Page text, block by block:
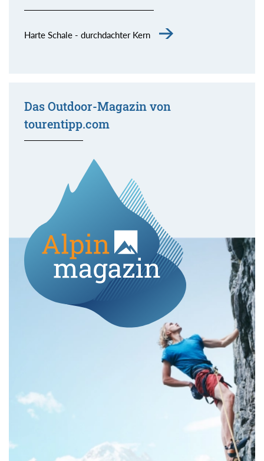
Harte Schale - durchdachter Kern
Das Outdoor-Magazin von
tourentipp.com